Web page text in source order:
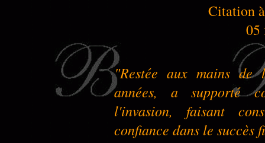
Citation
05
"Restée aux mains de
années, a supporté
l'invasion, faisant
confiance dans le succès